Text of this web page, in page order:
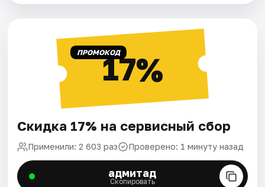
ПРОМОКОД17%
Скидка 17% на сервисный сбор
Применили: 2 603 раз Проверено: 1 минуту назад
адмитад
Скопировать